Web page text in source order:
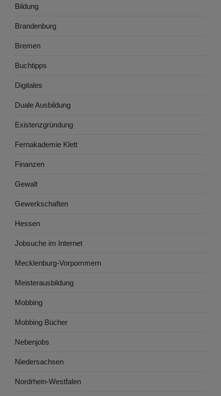
Bildung
Brandenburg
Bremen
Buchtipps
Digitales
Duale Ausbildung
Existenzgründung
Fernakademie Klett
Finanzen
Gewalt
Gewerkschaften
Hessen
Jobsuche im Internet
Mecklenburg-Vorpommern
Meisterausbildung
Mobbing
Mobbing Bücher
Nebenjobs
Niedersachsen
Nordrhein-Westfalen